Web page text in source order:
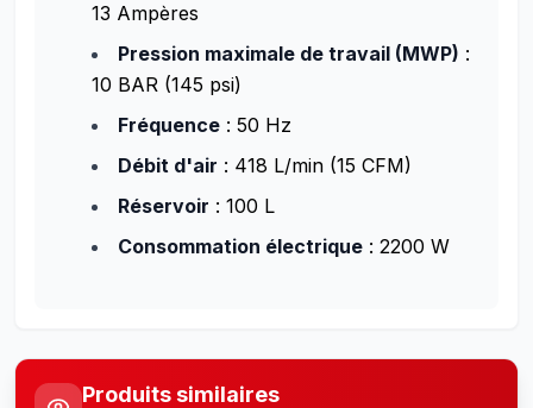
13 Ampères
Pression maximale de travail (MWP) :
10 BAR (145 psi)
Fréquence : 50 Hz
Débit d'air : 418 L/min (15 CFM)
Réservoir : 100 L
Consommation électrique : 2200 W
Produits similaires